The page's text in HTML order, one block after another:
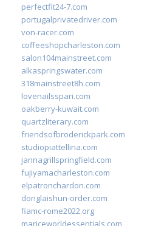
perfectfit24-7.com
portugalprivatedriver.com
von-racer.com
coffeeshopcharleston.com
salon104mainstreet.com
alkaspringswater.com
318mainstreet8h.com
lovenailsspari.com
oakberry-kuwait.com
quartzliterary.com
friendsofbroderickpark.com
studiopiattellina.com
jannagrillspringfield.com
fujiyamacharleston.com
elpatronchardon.com
donglaishun-order.com
fiamc-rome2022.org
mariceworldessentials.com